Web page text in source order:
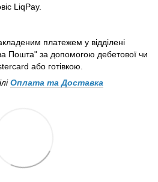
LiqPay.
платежем у відділені
Пошта" за допомогою дебетової чи
або готівкою.
Оплата та Доставка